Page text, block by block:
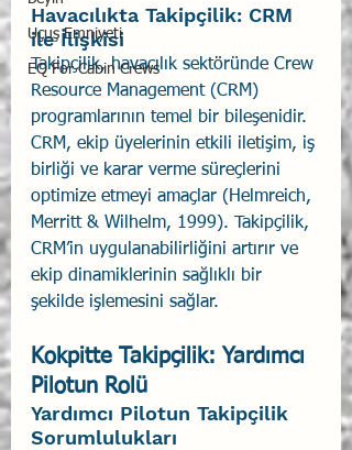
Uçuş Emniyeti
EQ For Cabin Crews
Havacılıkta Takipçilik: CRM
ile İlişkisi
Takipçilik, havacılık sektöründe Crew
Resource Management (CRM)
programlarının temel bir bileşenidir.
CRM, ekip üyelerinin etkili iletişim, iş
birliği ve karar verme süreçlerini
optimize etmeyi amaçlar (Helmreich,
Merritt & Wilhelm, 1999). Takipçilik,
CRM’in uygulanabilirliğini artırır ve
ekip dinamiklerinin sağlıklı bir
şekilde işlemesini sağlar.
Kokpitte Takipçilik: Yardımcı
Pilotun Rolü
Yardımcı Pilotun Takipçilik
Sorumlulukları